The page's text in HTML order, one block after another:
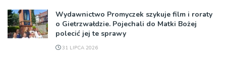
Wydawnictwo Promyczek szykuje film i roraty
o Gietrzwałdzie. Pojechali do Matki Bożej
polecić jej te sprawy
31 LIPCA 2026